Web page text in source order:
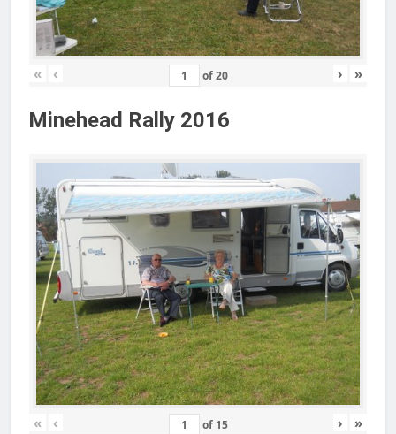
« ‹ of20 › »
Minehead Rally 2016
« ‹ of 15 › »